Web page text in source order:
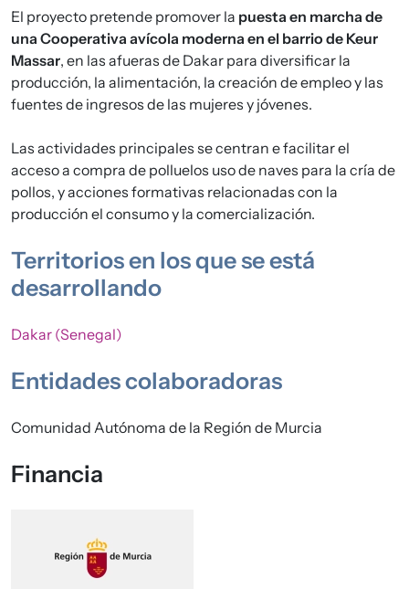
El proyecto pretende promover la puesta en marcha de
una Cooperativa avícola moderna en el barrio de Keur
Massar, en las afueras de Dakar para diversificar la
producción, la alimentación, la creación de empleo y las
fuentes de ingresos de las mujeres y jóvenes.
Las actividades principales se centran e facilitar el
acceso a compra de polluelos uso de naves para la cría de
pollos, y acciones formativas relacionadas con la
producción el consumo y la comercialización.
Territorios en los que se está
desarrollando
Dakar (Senegal)
Entidades colaboradoras
Comunidad Autónoma de la Región de Murcia
Financia